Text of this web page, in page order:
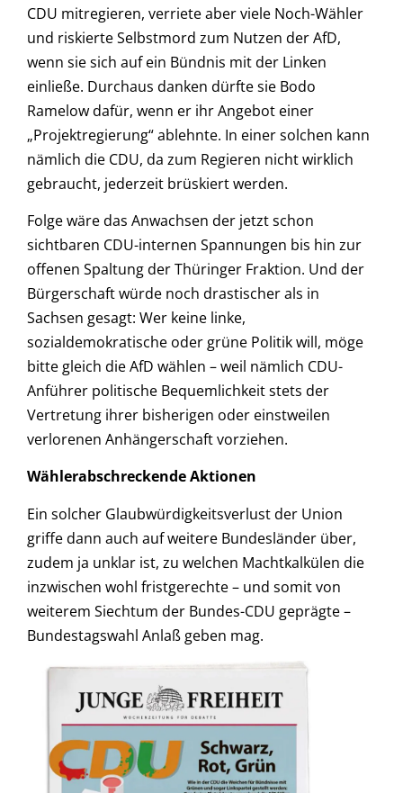
CDU mitregieren, verriete aber viele Noch-Wähler
und riskierte Selbstmord zum Nutzen der AfD,
wenn sie sich auf ein Bündnis mit der Linken
einließe. Durchaus danken dürfte sie Bodo
Ramelow dafür, wenn er ihr Angebot einer
„Projektregierung“ ablehnte. In einer solchen kann
nämlich die CDU, da zum Regieren nicht wirklich
gebraucht, jederzeit brüskiert werden.
Folge wäre das Anwachsen der jetzt schon
sichtbaren CDU-internen Spannungen bis hin zur
offenen Spaltung der Thüringer Fraktion. Und der
Bürgerschaft würde noch drastischer als in
Sachsen gesagt: Wer keine linke,
sozialdemokratische oder grüne Politik will, möge
bitte gleich die AfD wählen – weil nämlich CDU-
Anführer politische Bequemlichkeit stets der
Vertretung ihrer bisherigen oder einstweilen
verlorenen Anhängerschaft vorziehen.
Wählerabschreckende Aktionen
Ein solcher Glaubwürdigkeitsverlust der Union
griffe dann auch auf weitere Bundesländer über,
zudem ja unklar ist, zu welchen Machtkalkülen die
inzwischen wohl fristgerechte – und somit von
weiterem Siechtum der Bundes-CDU geprägte –
Bundestagswahl Anlaß geben mag.